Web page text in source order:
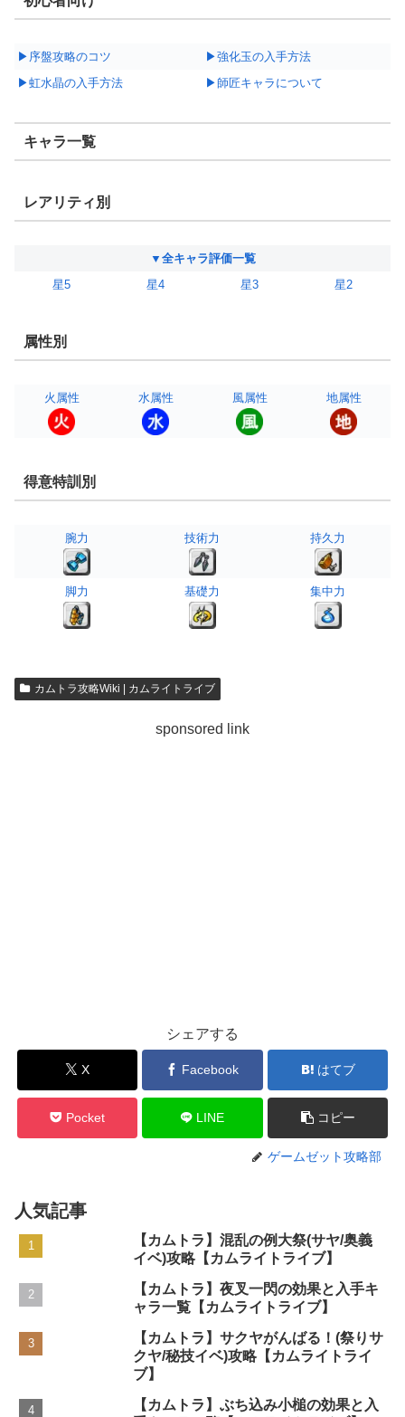
▶序盤攻略のコツ
▶強化玉の入手方法
▶虹水晶の入手方法
▶師匠キャラについて
キャラ一覧
レアリティ別
▼全キャラ評価一覧
星5
星4 星3 星2
属性別
火属性 水属性 風属性 地属性
得意特訓別
腕力 技術力 持久力
脚力 基礎力 集中力
カムトラ攻略Wiki | カムライトライブ
sponsored link
シェアする
X Facebook はてブ
Pocket LINE コピー
ゲームゼット攻略部
人気記事
【カムトラ】混乱の例大祭(サヤ/奥義
イベ)攻略【カムライトライブ】
【カムトラ】夜叉一閃の効果と入手キ
ャラ一覧【カムライトライブ】
【カムトラ】サクヤがんばる！(祭りサ
クヤ/秘技イベ)攻略【カムライトライ
ブ】
【カムトラ】ぶち込み小槌の効果と入